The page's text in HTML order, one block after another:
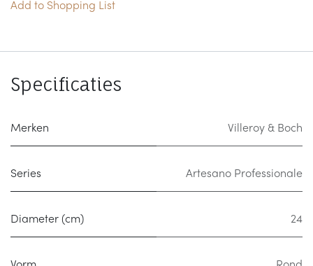
Add to Shopping List
Specificaties
Merken Villeroy & Boch
Series Artesano Professionale
Diameter (cm) 24